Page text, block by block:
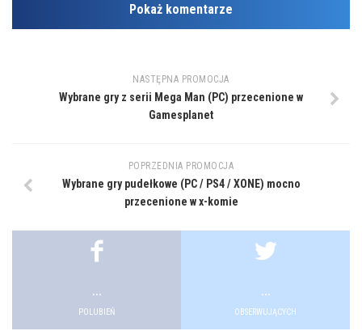
Pokaż komentarze
NASTĘPNA PROMOCJA
Wybrane gry z serii Mega Man (PC) przecenione w
Gamesplanet
POPRZEDNIA PROMOCJA
Wybrane gry pudełkowe (PC / PS4 / XONE) mocno
przecenione w x-komie
...
POLUBIEŃ
...
OBSERWUJĄCYCH